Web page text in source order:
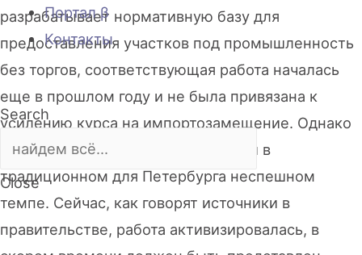
Портал β
Контакты
Search
Close
разрабатывает нормативную базу для
предоставления участков под промышленность
без торгов, соответствующая работа началась
еще в прошлом году и не была привязана к
усилению курса на импортозамещение. Однако
велась она до последнего времени в
традиционном для Петербурга неспешном
темпе. Сейчас, как говорят источники в
правительстве, работа активизировалась, в